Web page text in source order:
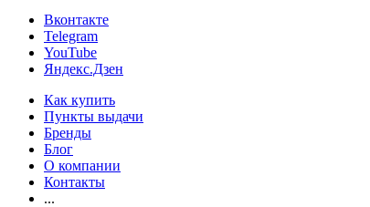
Вконтакте
Telegram
YouTube
Яндекс.Дзен
Как купить
Пункты выдачи
Бренды
Блог
О компании
Контакты
...